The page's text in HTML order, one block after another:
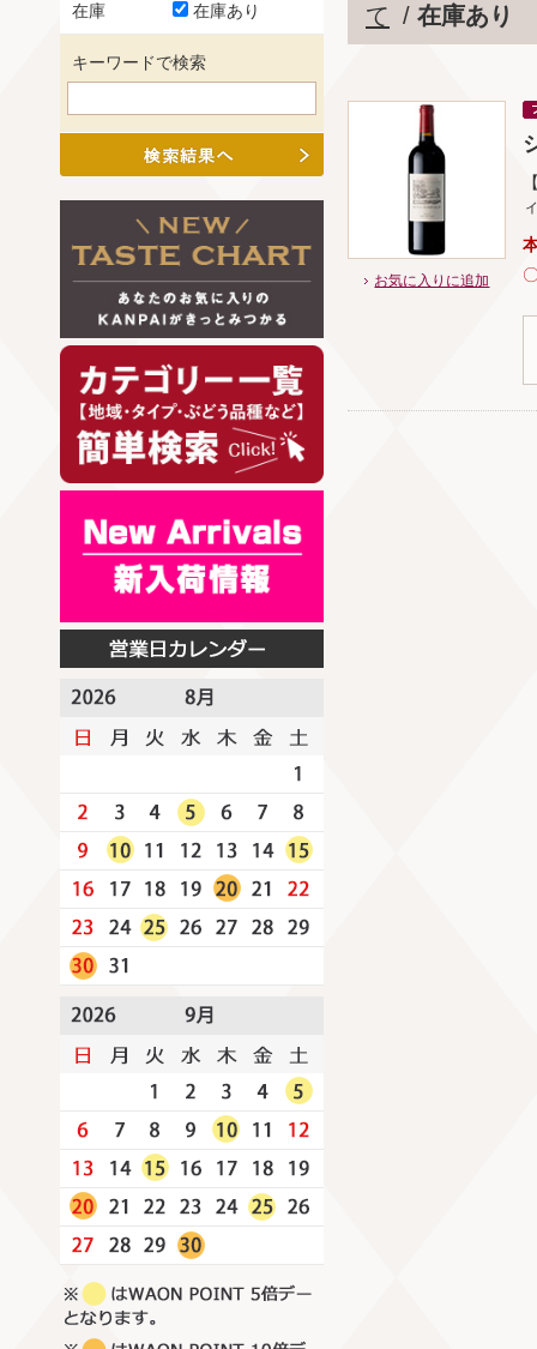
て / 在庫あり
お気に入りに追加
在庫 在庫あり
キーワードで検索